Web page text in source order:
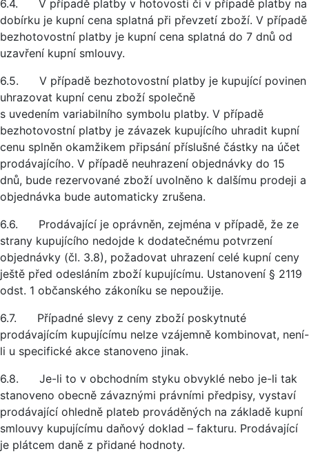
6.4. V případě platby v hotovosti či v případě platby na
dobírku je kupní cena splatná při převzetí zboží. V případě
bezhotovostní platby je kupní cena splatná do 7 dnů od
uzavření kupní smlouvy.
6.5. V případě bezhotovostní platby je kupující povinen
uhrazovat kupní cenu zboží společně
s uvedením variabilního symbolu platby. V případě
bezhotovostní platby je závazek kupujícího uhradit kupní
cenu splněn okamžikem připsání příslušné částky na účet
prodávajícího. V případě neuhrazení objednávky do 15
dnů, bude rezervované zboží uvolněno k dalšímu prodeji a
objednávka bude automaticky zrušena.
6.6. Prodávající je oprávněn, zejména v případě, že ze
strany kupujícího nedojde k dodatečnému potvrzení
objednávky (čl. 3.8), požadovat uhrazení celé kupní ceny
ještě před odesláním zboží kupujícímu. Ustanovení § 2119
odst. 1 občanského zákoníku se nepoužije.
6.7. Případné slevy z ceny zboží poskytnuté
prodávajícím kupujícímu nelze vzájemně kombinovat, není-
li u specifické akce stanoveno jinak.
6.8. Je-li to v obchodním styku obvyklé nebo je-li tak
stanoveno obecně závaznými právními předpisy, vystaví
prodávající ohledně plateb prováděných na základě kupní
smlouvy kupujícímu daňový doklad – fakturu. Prodávající
je plátcem daně z přidané hodnoty.